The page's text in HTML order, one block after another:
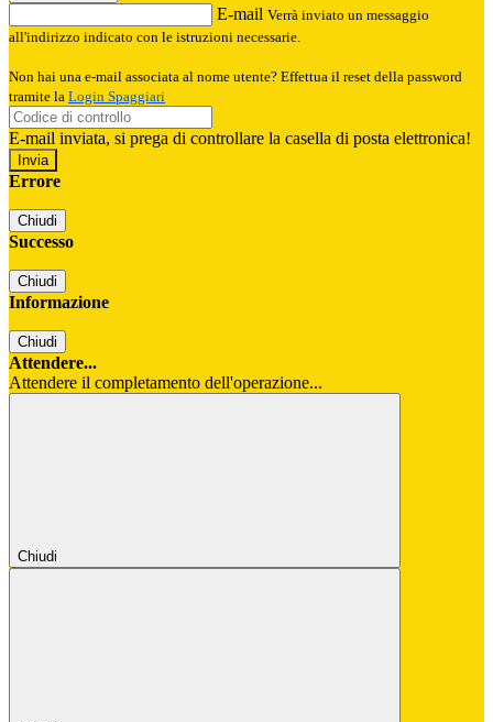
E-mail Verrà inviato un messaggio
all'indirizzo indicato con le istruzioni necessarie.
Non hai una e-mail associata al nome utente? Effettua il reset della password
tramite la Login Spaggiari
E-mail inviata, si prega di controllare la casella di posta elettronica!
Errore
Chiudi
Successo
Chiudi
Informazione
Chiudi
Attendere...
Attendere il completamento dell'operazione...
Chiudi